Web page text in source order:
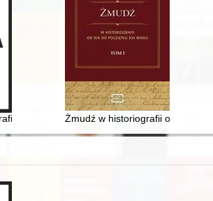
unickich na nadbużańskim Podlasiu
Żmudź w historiografii od XIX do